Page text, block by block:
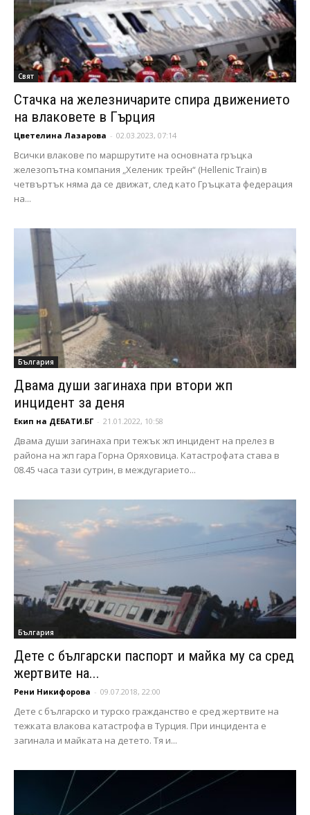
Свят
Стачка на железничарите спира движението
на влаковете в Гърция
Цветелина Лазарова - 02.03.2023, 07:14
Всички влакове по маршрутите на основната гръцка
железопътна компания „Хеленик трейн“ (Hellenic Train) в
четвъртък няма да се движат, след като Гръцката федерация
на...
България
Двама души загинаха при втори жп
инцидент за деня
Екип на ДЕБАТИ.БГ - 21.01.2022, 10:58
Двама души загинаха при тежък жп инцидент на прелез в
района на жп гара Горна Оряховица. Катастрофата става в
08.45 часа тази сутрин, в междугарието...
България
Дете с български паспорт и майка му са сред
жертвите на...
Рени Никифорова - 09.07.2018, 22:00
Дете с българско и турско гражданство е сред жертвите на
тежката влакова катастрофа в Турция. При инцидента е
загинала и майката на детето. Тя и...